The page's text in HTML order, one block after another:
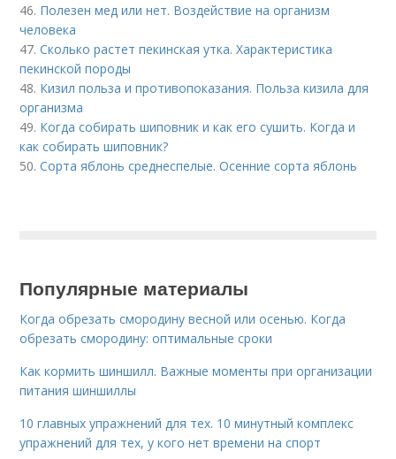
46. Полезен мед или нет. Воздействие на организм
человека
47.Сколько растет пекинская утка. Характеристика
пекинской породы
48. Кизил польза и противопоказания. Польза кизила для
организма
49. Когда собирать шиповник и как его сушить. Когда и
как собирать шиповник?
50.Сорта яблонь среднеспелые. Осенние сорта яблонь
Популярные материалы
Когда обрезать смородину весной или осенью. Когда
обрезать смородину: оптимальные сроки
Как кормить шиншилл. Важные моменты при организации
питания шиншиллы
10 главных упражнений для тех. 10 минутный комплекс
упражнений для тех, у кого нет времени на спорт